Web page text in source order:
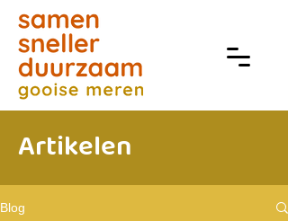
Artikelen
Blog